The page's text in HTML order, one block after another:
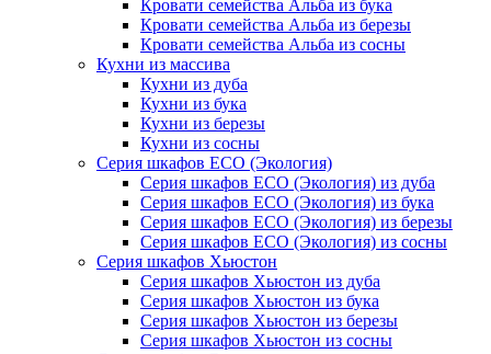
Кровати семейства Альба из бука
Кровати семейства Альба из березы
Кровати семейства Альба из сосны
Кухни из массива
Кухни из дуба
Кухни из бука
Кухни из березы
Кухни из сосны
Серия шкафов ECO (Экология)
Серия шкафов ECO (Экология) из дуба
Серия шкафов ECO (Экология) из бука
Серия шкафов ECO (Экология) из березы
Серия шкафов ECO (Экология) из сосны
Серия шкафов Хьюстон
Серия шкафов Хьюстон из дуба
Серия шкафов Хьюстон из бука
Серия шкафов Хьюстон из березы
Серия шкафов Хьюстон из сосны